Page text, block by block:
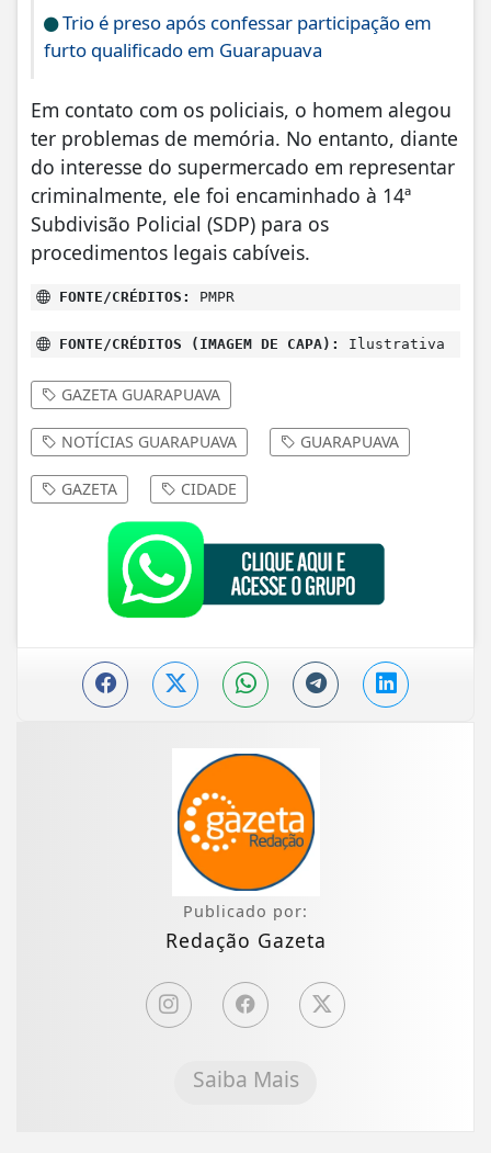
Trio é preso após confessar participação em
furto qualificado em Guarapuava
Em contato com os policiais, o homem alegou
ter problemas de memória. No entanto, diante
do interesse do supermercado em representar
criminalmente, ele foi encaminhado à 14ª
Subdivisão Policial (SDP) para os
procedimentos legais cabíveis.
FONTE/CRÉDITOS: PMPR
FONTE/CRÉDITOS (IMAGEM DE CAPA): Ilustrativa
GAZETA GUARAPUAVA
NOTÍCIAS GUARAPUAVA GUARAPUAVA
GAZETA CIDADE
Publicado por:
Redação Gazeta
Saiba Mais